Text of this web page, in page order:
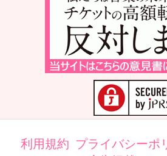
利用規約 プライバシーポ